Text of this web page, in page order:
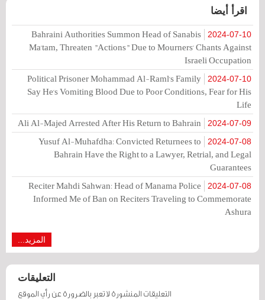
اقرأ أيضا
2024-07-10
Bahraini Authorities Summon Head of Sanabis
Ma'tam, Threaten "Actions" Due to Mourners' Chants Against
Israeli Occupation
2024-07-10
Political Prisoner Mohammad Al-Raml's Family
Say He's Vomiting Blood Due to Poor Conditions, Fear for His
Life
2024-07-09
Ali Al-Majed Arrested After His Return to Bahrain
2024-07-08
Yusuf Al-Muhafdha: Convicted Returnees to
Bahrain Have the Right to a Lawyer, Retrial, and Legal
Guarantees
2024-07-08
Reciter Mahdi Sahwan: Head of Manama Police
Informed Me of Ban on Reciters Traveling to Commemorate
Ashura
المزيد...
التعليقات
التعليقات المنشورة لا تعبر بالضرورة عن رأي الموقع